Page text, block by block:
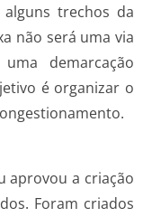
trechos da
não será uma via
demarcação
é organizar o
aprovou a criação
Foram criados